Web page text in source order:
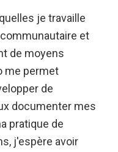
je travaille
et
de moyens
me permet
de
documenter mes
pratique de
j'espère avoir